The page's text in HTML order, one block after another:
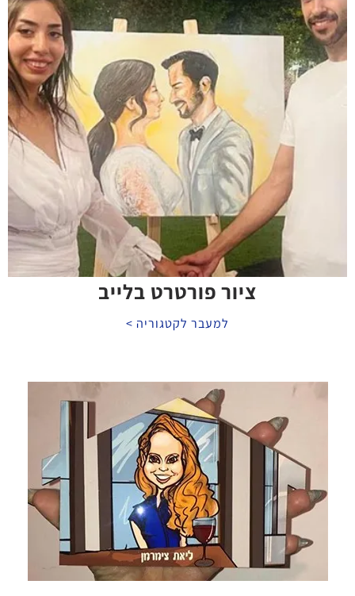
ציור פורטרט בלייב
למעבר לקטגוריה >